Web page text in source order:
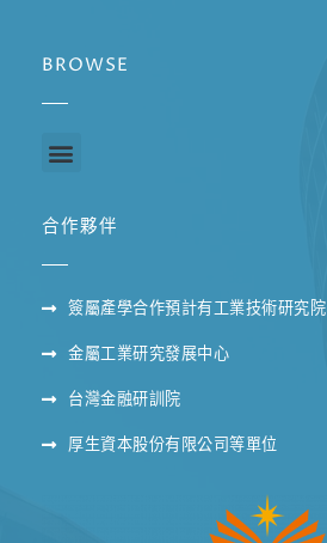
BROWSE
合作夥伴
簽屬產學合作預計有工業技術研究院
金屬工業研究發展中心
台灣金融研訓院
厚生資本股份有限公司等單位